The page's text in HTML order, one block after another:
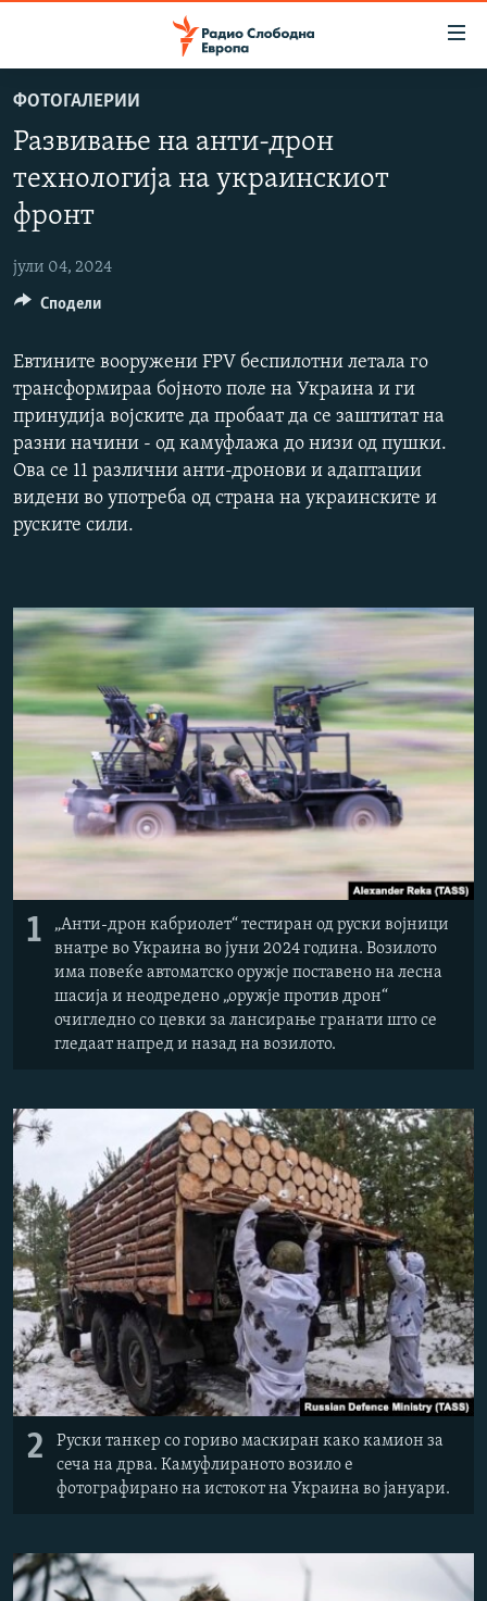
на
содржината
Оди
главната
Премини
на
СВЕТ
ВИЗУЕЛНО
ВЕСТИ
ШТО ТРЕБА ДА ЗНАЕТЕ
ПРИЈАВИ СЕ ЗА ЊУЗЛЕТЕР
ПОДКАСТ ЗОШТО?
СЛЕДЕТЕ НЕ
РСЕ веб страници
ФОТОГАЛЕРИИ
Развивање на анти-дрон
технологија на украинскиот
фронт
јули 04, 2024
Евтините вооружени FPV беспилотни летала го
трансформираа бојното поле на Украина и ги
принудија војските да пробаат да се заштитат на
разни начини - од камуфлажа до низи од пушки.
Ова се 11 различни анти-дронови и адаптации
видени во употреба од страна на украинските и
руските сили.
1
„Анти-дрон кабриолет“ тестиран од руски војници
внатре во Украина во јуни 2024 година. Возилото
има повеќе автоматско оружје поставено на лесна
шасија и неодредено „оружје против дрон“
очигледно со цевки за лансирање гранати што се
гледаат напред и назад на возилото.
2
Руски танкер со гориво маскиран како камион за
сеча на дрва. Камуфлираното возило е
фотографирано на истокот на Украина во јануари.
Сподели